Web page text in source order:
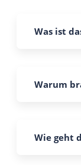
Was ist
Rahmen
hergestellt.
Warum
Wie geht